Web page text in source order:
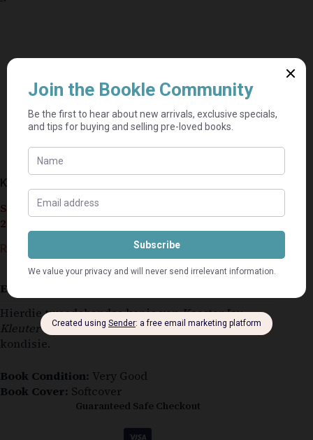
Koester Jou Kleuter – Ann Richardson
Seller currently on holiday until September 4,
2026.
R
Estimated delivery: 2–9 business days
Hierdie tweedehandse kopie vanKoester Jou
Kleuterdeur Ann Richardson is in baie goeie
kondisie.
Book Condition: Very Good
Book Cover: Softcover
Guaranteed Safe Checkout